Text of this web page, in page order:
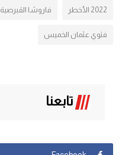
2022 الأخطر فاروشا القبرصية
فتوي عثمان الخميس
تابعنا